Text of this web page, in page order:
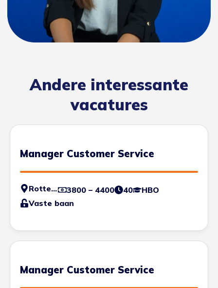
Andere interessante
vacatures
Manager Customer Service
Rotterdam 3800 – 4400 40
HBO
Vaste baan
Manager Customer Service